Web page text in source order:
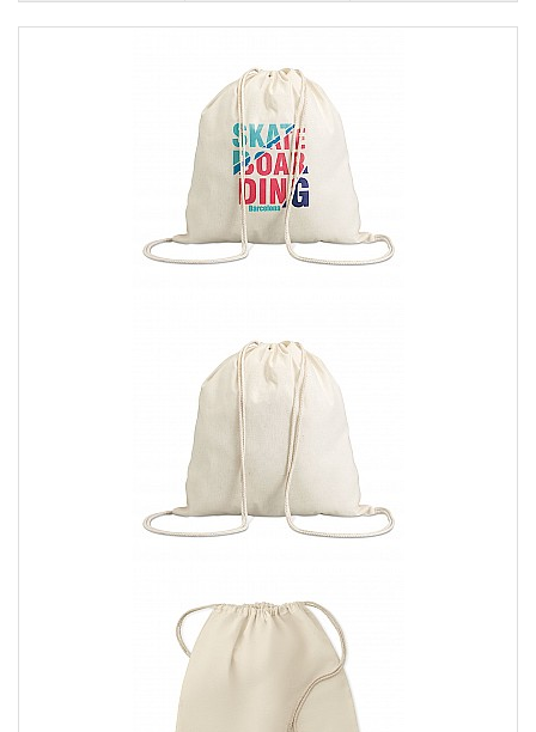
Design unico:Crea o carica il tuo logo, immagine o
rappresentativo del tuo stile e che rispecchi al meglio la
Materiali e dettagli:Scegli i materiali e i dettagli che
preferisci per la tua borsa personalizzata, come il tipo di
tessuto, le dimensioni, le tasche aggiuntive o le chiusure.
Effettua l'ordine:
Aggiungi la borsa personalizzata al
carrello e completa l'ordine seguendo le istruzioni fornite.
3. Perché scegliere Yesmarket
scelta migliore. Ecco perché dovresti considerare di acquistare
Qualità premium:
Design personalizzato:Varietà di stili:
Abbiamo una vasta selezione di stili di shopper e sacche
tra cui scegliere, in modo da trovare quella perfetta per te.
Stampa di alta qualità:
Utilizziamo tecniche di stampa
avanzate per garantire che il design sulla tua borsa sia
nitido, vivido e resistente nel tempo.
Consegna rapida: Ci impegniamo a consegnare le tue
Non perdere l'opportunità di portare con te il tuo stile unico e di
esprimere la tua personalità con una shopper o una sacca
personalizzata. Scegli la tua borsa personalizzata e completa il
tuo look in modo originale!